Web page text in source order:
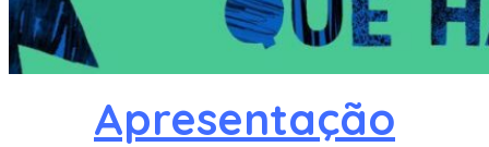
Apresentação